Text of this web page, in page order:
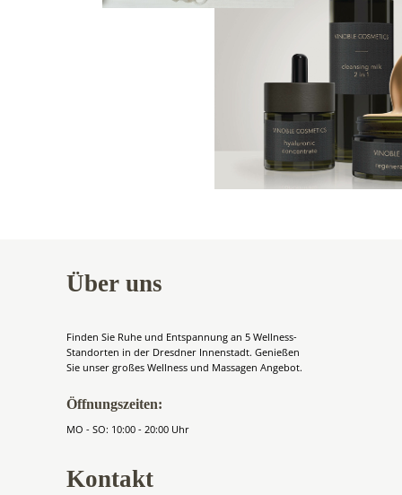
Über uns
Finden Sie Ruhe und Entspannung an 5 Wellness-
Standorten in der Dresdner Innenstadt. Genießen
Sie unser großes Wellness und Massagen Angebot.
Öffnungszeiten:
MO - SO: 10:00 - 20:00 Uhr
Kontakt